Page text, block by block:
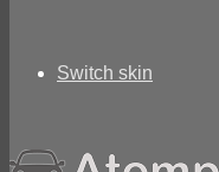
Switch skin